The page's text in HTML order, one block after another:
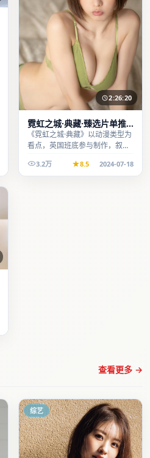
2:26:20
霓虹之城·典藏·臻选片单推
荐画质清晰观看流畅
《霓虹之城·典藏》以动漫类型为
看点，英国班底参与制作，叙事
观看。
3.2万 8.5 2024-07-18
查看更多 →
综艺